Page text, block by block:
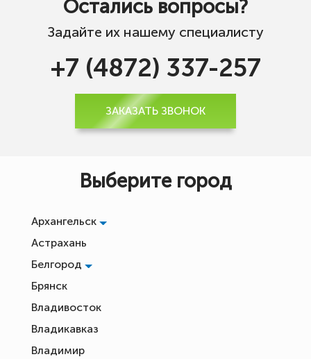
Остались вопросы?
Задайте их нашему специалисту
+7 (4872) 337-257
ЗАКАЗАТЬ ЗВОНОК
Выберите город
Архангельск
Астрахань
Белгород
Брянск
Владивосток
Владикавказ
Владимир